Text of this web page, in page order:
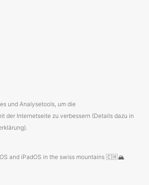
und Analysetools, um die
der Internetseite zu verbessern (Details dazu in
and iPadOS in the swiss mountains 🇨🇭🏔